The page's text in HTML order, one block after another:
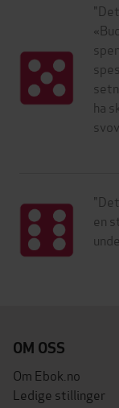
ha
en
OM OSS
Om Ebok.no
Ledige stillinger